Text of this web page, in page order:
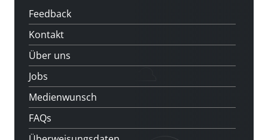
Feedback
Kontakt
Über uns
Jobs
Medienwunsch
FAQs